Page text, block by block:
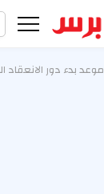
موعد بدء دور